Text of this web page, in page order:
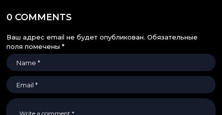
0 COMMENTS
Ваш адрес email не будет опубликован. Обязательные
поля помечены *